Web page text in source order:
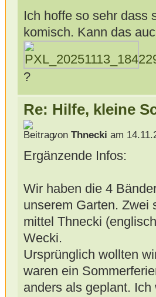
Ich hoffe so sehr dass
komisch. Kann das
?
Re: Hilfe, kleine
von Thnecki am
Ergänzende Infos:
Wir haben die 4
unserem Garten. Zwei
mittel Thnecki
Wecki.
Ursprünglich wollten
waren ein
anders als geplant.